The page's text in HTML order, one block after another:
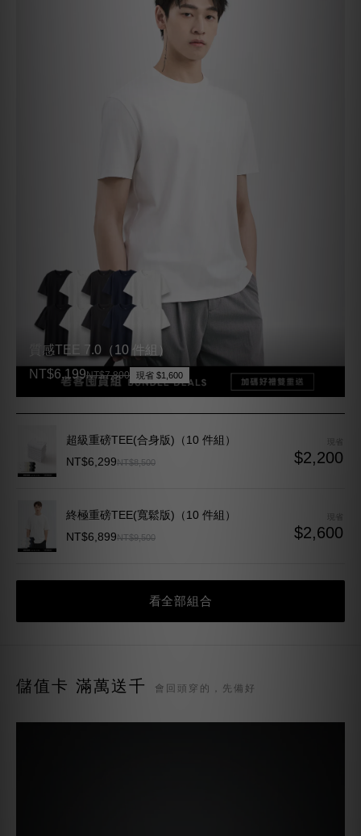
質感TEE 7.0（10 件組）
NT$6,199NT$7,800 現省 $1,600
超級重磅TEE(合身版)（10 件組）
NT$6,299NT$8,500
現省
$2,200
終極重磅TEE(寬鬆版)（10 件組）
NT$6,899NT$9,500
現省
$2,600
看全部組合
儲值卡 滿萬送千 會回頭穿的，先備好